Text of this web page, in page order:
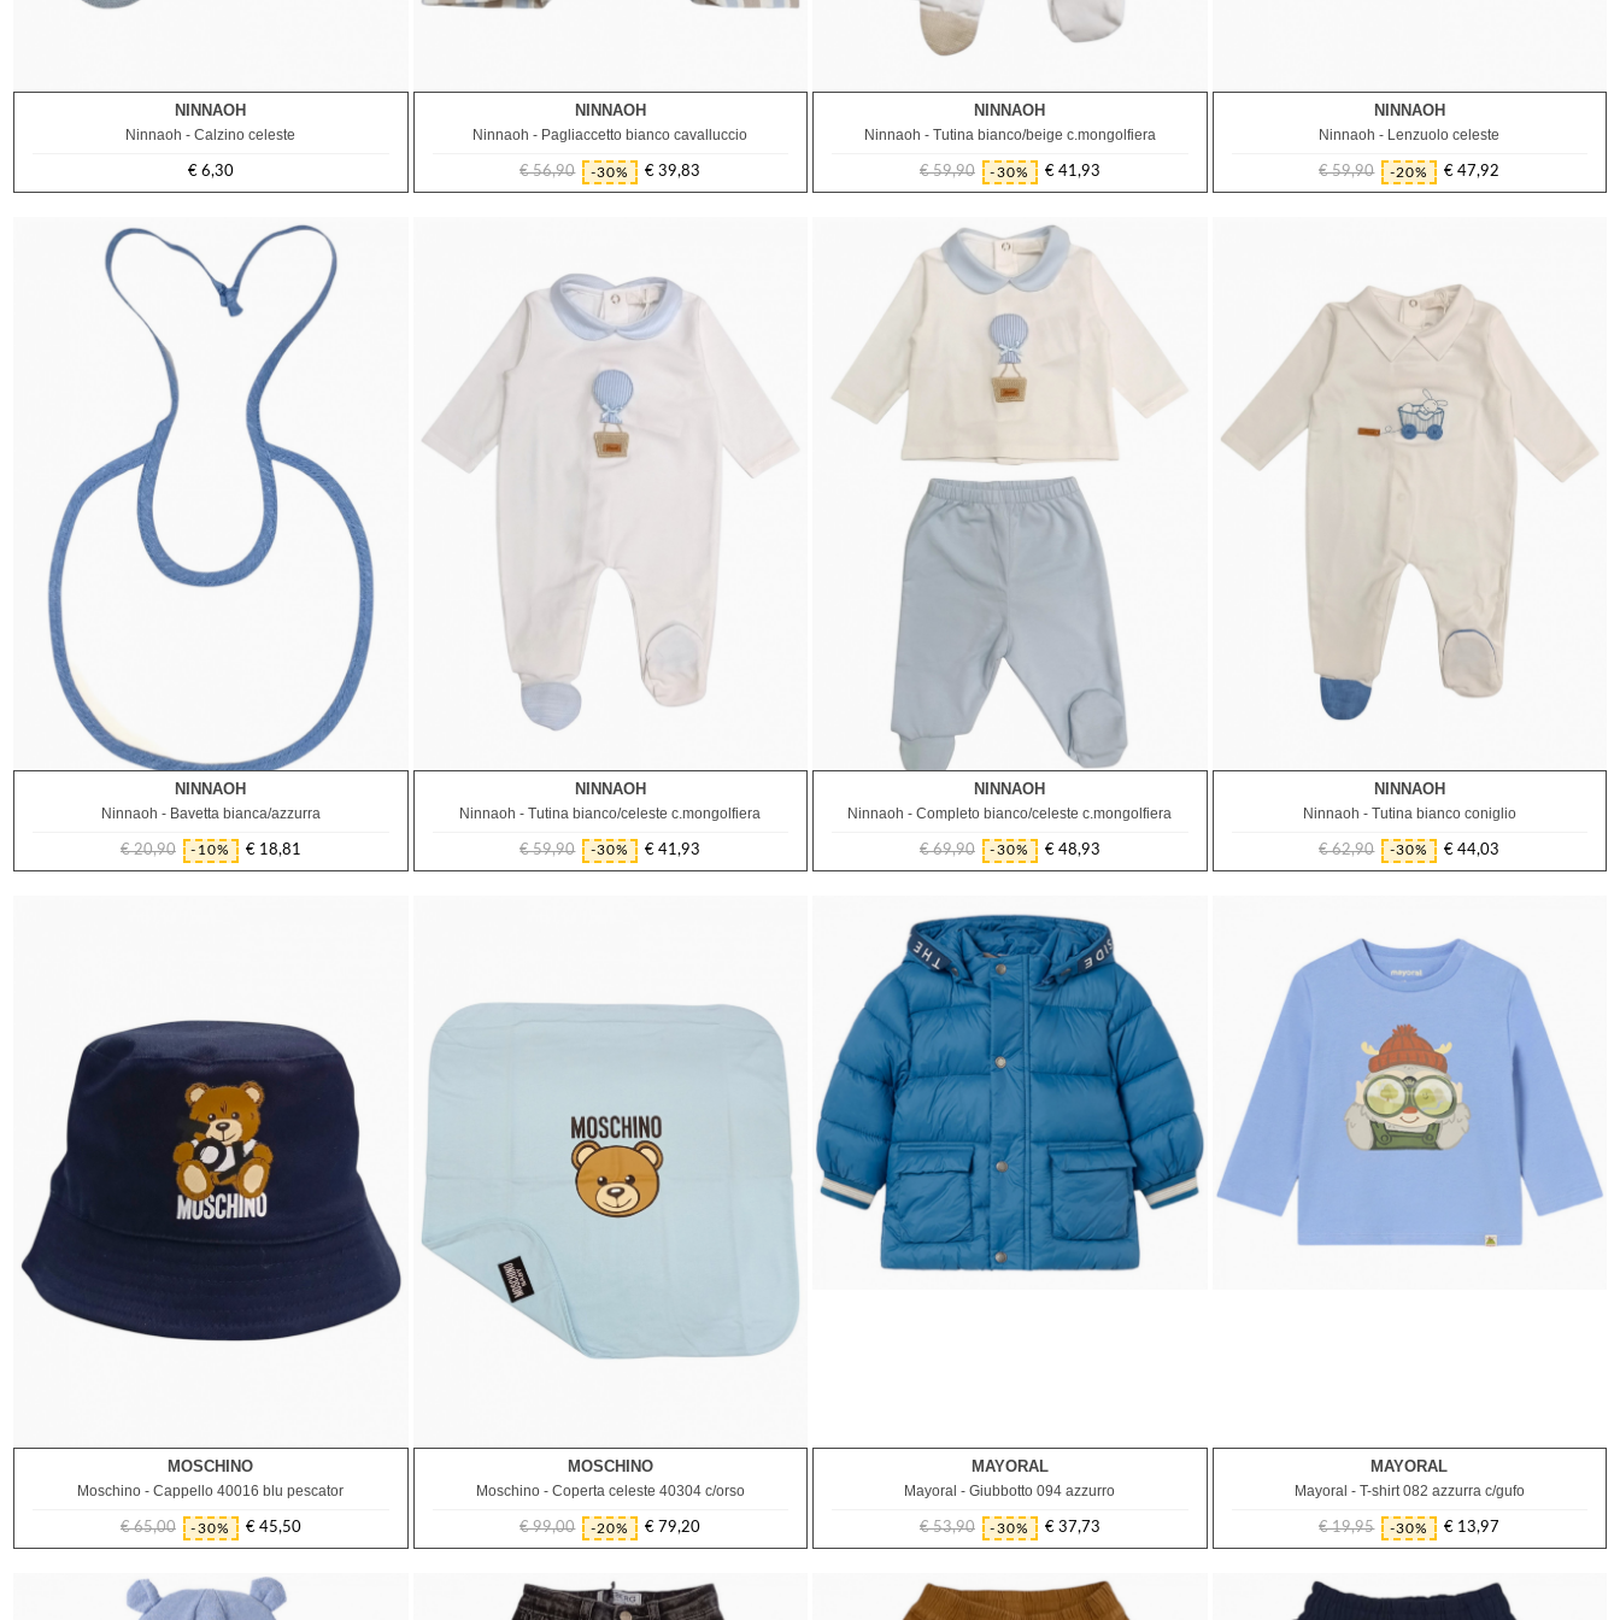
3M 6M
NINNAOH
Ninnaoh - Calzino celeste
Prezzo
€ 6,30
3M
NINNAOH
Ninnaoh - Pagliaccetto bianco cavalluccio
Prezzo
€ 56,90 -30%
Prezzo
€ 39,83
1M
NINNAOH
Ninnaoh - Tutina bianco/beige c.mongolfiera
Prezzo
€ 59,90 -30%
Prezzo
€ 41,93
TU
NINNAOH
Ninnaoh - Lenzuolo celeste
Prezzo
€ 59,90 -20%
Prezzo
€ 47,92
TU
NINNAOH
Ninnaoh - Bavetta bianca/azzurra
Prezzo
€ 20,90 -10%
Prezzo
€ 18,81
1M
NINNAOH
Ninnaoh - Tutina bianco/celeste c.mongolfiera
Prezzo
€ 59,90 -30%
Prezzo
€ 41,93
1M
NINNAOH
Ninnaoh - Completo bianco/celeste c.mongolfiera
Prezzo
€ 69,90 -30%
Prezzo
€ 48,93
1M
NINNAOH
Ninnaoh - Tutina bianco coniglio
Prezzo
€ 62,90 -30%
Prezzo
€ 44,03
48 50
MOSCHINO
Moschino - Cappello 40016 blu pescator
Prezzo
€ 65,00 -30%
Prezzo
€ 45,50
TU
MOSCHINO
Moschino - Coperta celeste 40304 c/orso
Prezzo
€ 99,00 -20%
Prezzo
€ 79,20
6M
MAYORAL
Mayoral - Giubbotto 094 azzurro
Prezzo
€ 53,90 -30%
Prezzo
€ 37,73
9M
MAYORAL
Mayoral - T-shirt 082 azzurra c/gufo
Prezzo
€ 19,95 -30%
Prezzo
€ 13,97